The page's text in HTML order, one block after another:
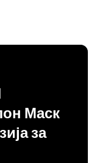
Маск
за